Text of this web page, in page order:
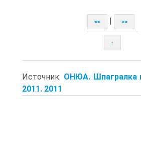
<< >>
↑
Источник: ОНЮА. Шпагралка
2011. 2011